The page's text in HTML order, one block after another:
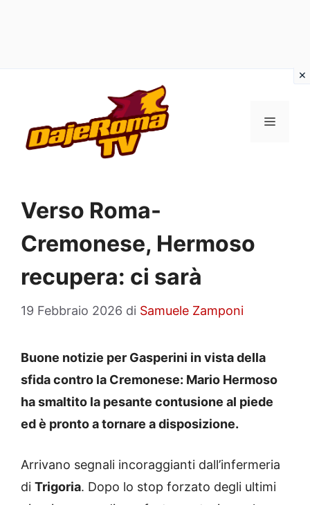
contenuto
MENU
Verso Roma-
Cremonese, Hermoso
recupera: ci sarà
19 Febbraio 2026 di Samuele Zamponi
Buone notizie per Gasperini in vista della
sfida contro la Cremonese: Mario Hermoso
ha smaltito la pesante contusione al piede
ed è pronto a tornare a disposizione.
Arrivano segnali incoraggianti dall’infermeria
di Trigoria. Dopo lo stop forzato degli ultimi